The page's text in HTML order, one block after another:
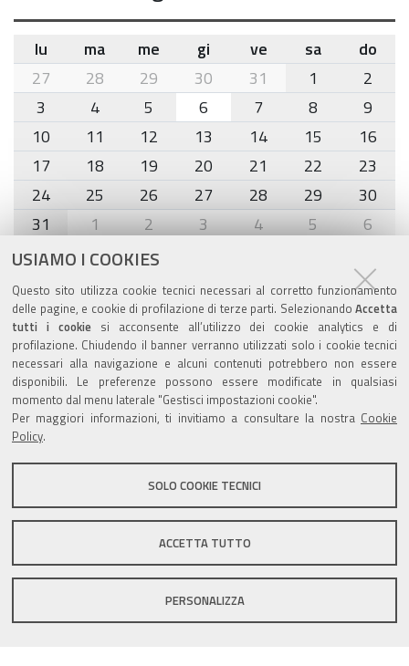
USIAMO I COOKIES
Questo sito utilizza cookie tecnici necessari al corretto funzionamento
delle pagine, e cookie di profilazione di terze parti. Selezionando Accetta
tutti i cookiesi acconsente all’utilizzo dei cookie analytics e di
profilazione. Chiudendo il banner verranno utilizzati solo i cookie tecnici
necessari alla navigazione e alcuni contenuti potrebbero non essere
disponibili. Le preferenze possono essere modificate in qualsiasi
momento dal menu laterale "Gestisci impostazioni cookie".
Per maggiori informazioni, ti invitiamo a consultare la nostra Cookie
Policy.
SOLO COOKIE TECNICI
ACCETTA TUTTO
PERSONALIZZA
month-
8
lu ma me gi ve sa
do
27
28 29 30 31 1
2
3
4 5 6 7 8
9
10
11 12 13 14 15
16
17
18 19 20 21 22
23
24
25 26 27 28 29
30
31
1 2 3 4 5 6
Agenda eventi
torna alla sezione
Valuta questo sito
Sito istituzionale Comune di Zola Predosa
DPO|Accessibilità